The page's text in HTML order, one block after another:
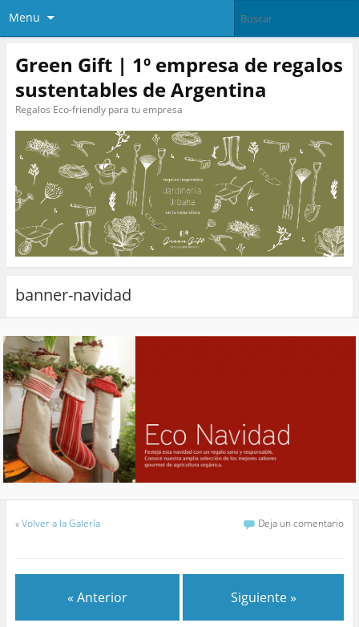
Menu
Green Gift | 1º empresa de regalos
sustentables de Argentina
Regalos Eco-friendly para tu empresa
banner-navidad
«Volver a la Galería Deja un comentario
« Anterior Siguiente »